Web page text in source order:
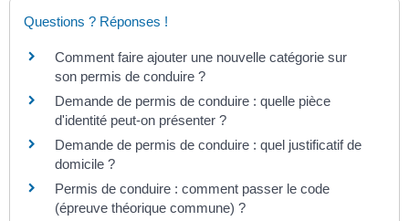
Questions ? Réponses !
Comment faire ajouter une nouvelle catégorie sur
son permis de conduire ?
Demande de permis de conduire : quelle pièce
d'identité peut-on présenter ?
Demande de permis de conduire : quel justificatif de
domicile ?
Permis de conduire : comment passer le code
(épreuve théorique commune) ?